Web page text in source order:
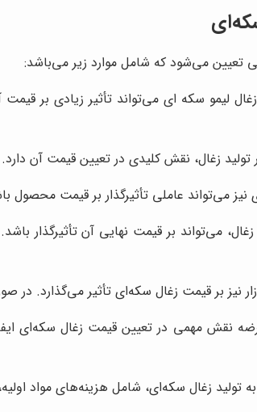
تعیین می‌شود که شامل موارد زیر می‌باشد:
لیمو سکه ای می‌تواند تأثیر زیادی بر
زغال، نقش کلیدی در تعیین قیمت آن
نیز می‌تواند عاملی تأثیرگذار بر قیمت
می‌تواند بر قیمت نهایی آن تأثیرگذار
نیز بر قیمت زغال سکه‌ای تأثیر می‌گذارد.
نقش مهمی در تعیین قیمت زغال سکه‌ای
تولید زغال سکه‌ای، شامل هزینه‌های مواد